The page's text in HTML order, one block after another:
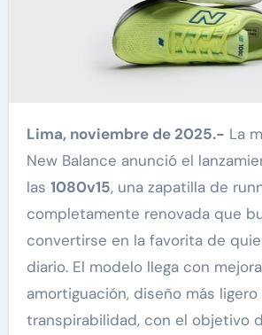
Lima, noviembre de 2025.- La
New Balance anunció el
las 1080v15, una zapatilla de
completamente renovada que
convertirse en la favorita de
diario. El modelo llega con
amortiguación, diseño más ligero
transpirabilidad, con el objetivo